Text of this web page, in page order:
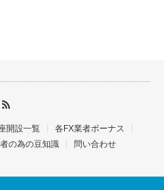
開設一覧
各FX業者ボーナス
の為の豆知識 問い合わせ